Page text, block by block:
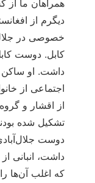
همراهان ما از
دیگرم از
خصوصی در
کابل. دوست
داشت. او ساکن
اجتماعی از
از اقشار و
تشکیل شده
دوست
داشت، انبانی
که اغلب آن‌ها